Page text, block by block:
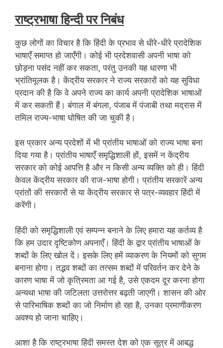
राष्ट्रभाषा हिन्दी पर निबंध
कुछ लोगों का विचार है कि हिंदी के प्रभाव से धीरे-धीरे प्रादेशिक
भाषाएँ समाप्त हो जाएँगी। कोई भी प्रदेशवासी अपनी भाषा को
छोड़ना पसंद नहीं कर सकता, परंतु उनकी यह धारणा भी
भ्रांतिमूलक है। केंद्रीय सरकार ने राज्य सरकारों को यह सुविधा
प्रदान की है कि वे अपने राज्य का कार्य अपनी प्रादेशिक भाषाओं
में कर सकती हैं। बंगाल में बंगला, पंजाब में पंजाबी तथा मद्रास में
तमिल राज्य-भाषा घोषित की जा चुकी है।
इस प्रकार अन्य प्रदेशों में भी प्रांतीय भाषाओं को राज्य भाषा बना
दिया गया है। प्रांतीय भाषाएँ समृद्धिशाली हों, इसमें न केंद्रीय
सरकार को कोई आपत्ति है और न किसी अन्य व्यक्ति को ही। हिंदी
केवल केंद्रीय सरकार की राज-भाषा होगी। प्रांतीय सरकारें अन्य
प्रांतों की सरकारों से या केंद्रीय सरकार से पत्र-व्यवहार हिंदी में
करेंगी।
हिंदी को समृद्धिशाली एवं सम्पन्न बनाने के लिए हमारा यह कर्तव्य है
कि हम उदार दृष्टिकोण अपनाएँ। हिंदी के द्वार प्रांतीय भाषाओं के
शब्दों के लिए खोल दें। इसके लिए हमें व्याकरण के नियमों को सुगम
बनाना होगा। तद्भव शब्दों का तत्सम शब्दों में परिवर्तन कर देने के
कारण भाषा में जो कृत्रिमता आ गई है, उसे एकदम दूर करना होगा
अन्यथा भाषा की जटिलता उत्तरोत्तर बढ़ती जाएगी।शासन की ओर
से पारिभाषिक शब्दों का जो निर्माण हो रहा है, उनका प्रमाणीकरण
अवश्य हो जाना चाहिए।
आशा है कि राष्ट्रभाषा हिंदी समस्त देश को एक सूत्र में आबद्ध